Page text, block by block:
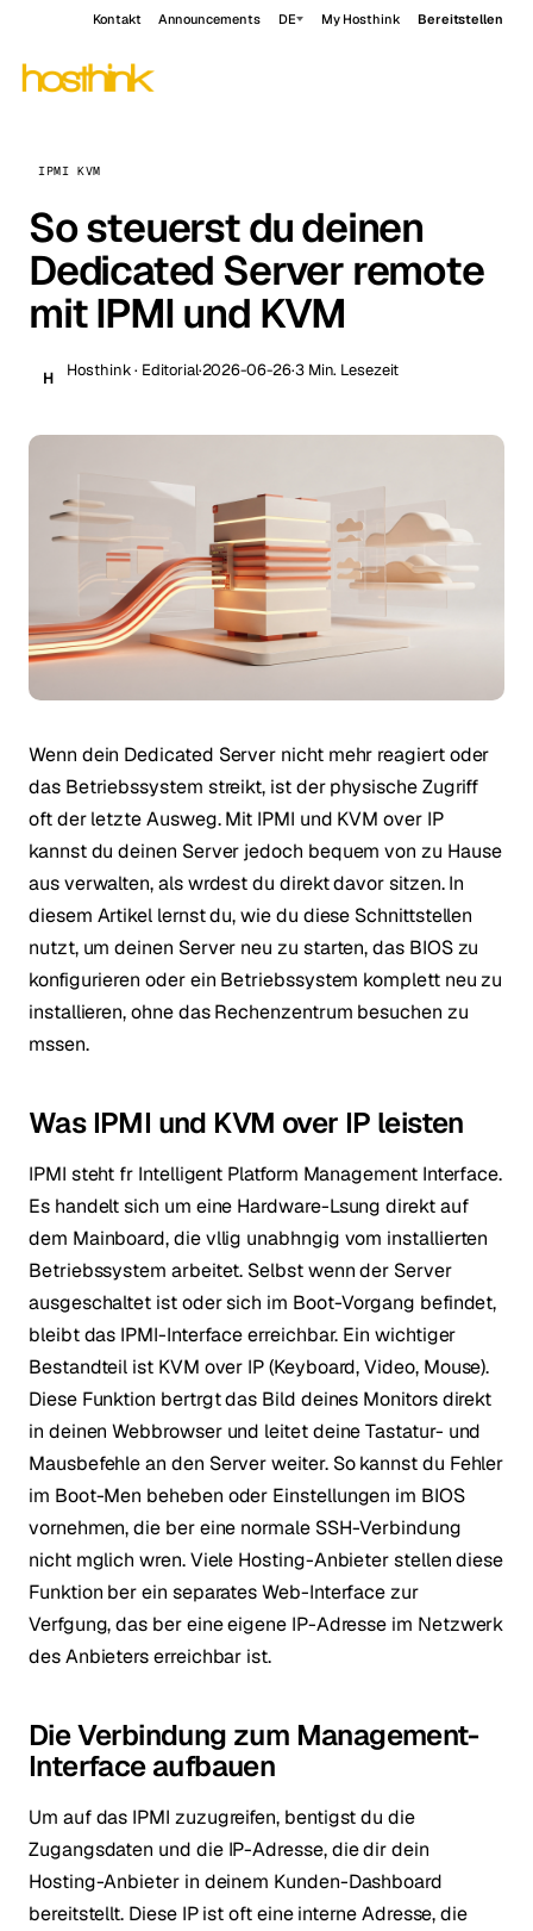
Kontakt Announcements DE My Hosthink Bereitstellen
IPMI KVM
So steuerst du deinen
Dedicated Server remote
mit IPMI und KVM
H Hosthink · Editorial·2026-06-26·3 Min. Lesezeit
Wenn dein Dedicated Server nicht mehr reagiert oder
das Betriebssystem streikt, ist der physische Zugriff
oft der letzte Ausweg. Mit IPMI und KVM over IP
kannst du deinen Server jedoch bequem von zu Hause
aus verwalten, als wrdest du direkt davor sitzen. In
diesem Artikel lernst du, wie du diese Schnittstellen
nutzt, um deinen Server neu zu starten, das BIOS zu
konfigurieren oder ein Betriebssystem komplett neu zu
installieren, ohne das Rechenzentrum besuchen zu
mssen.
Was IPMI und KVM over IP leisten
IPMI steht fr Intelligent Platform Management Interface.
Es handelt sich um eine Hardware-Lsung direkt auf
dem Mainboard, die vllig unabhngig vom installierten
Betriebssystem arbeitet. Selbst wenn der Server
ausgeschaltet ist oder sich im Boot-Vorgang befindet,
bleibt das IPMI-Interface erreichbar. Ein wichtiger
Bestandteil ist KVM over IP (Keyboard, Video, Mouse).
Diese Funktion bertrgt das Bild deines Monitors direkt
in deinen Webbrowser und leitet deine Tastatur- und
Mausbefehle an den Server weiter. So kannst du Fehler
im Boot-Men beheben oder Einstellungen im BIOS
vornehmen, die ber eine normale SSH-Verbindung
nicht mglich wren. Viele Hosting-Anbieter stellen diese
Funktion ber ein separates Web-Interface zur
Verfgung, das ber eine eigene IP-Adresse im Netzwerk
des Anbieters erreichbar ist.
Die Verbindung zum Management-
Interface aufbauen
Um auf das IPMI zuzugreifen, bentigst du die
Zugangsdaten und die IP-Adresse, die dir dein
Hosting-Anbieter in deinem Kunden-Dashboard
bereitstellt. Diese IP ist oft eine interne Adresse, die